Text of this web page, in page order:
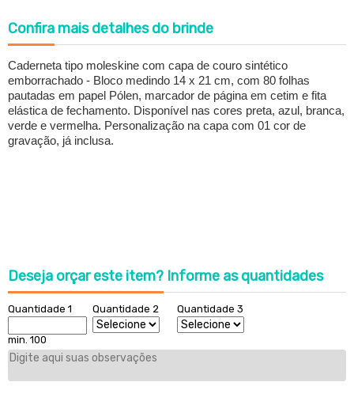
Confira mais detalhes do brinde
Caderneta tipo moleskine com capa de couro sintético
emborrachado - Bloco medindo 14 x 21 cm, com 80 folhas
pautadas em papel Pólen, marcador de página em cetim e fita
elástica de fechamento. Disponível nas cores preta, azul, branca,
verde e vermelha. Personalização na capa com 01 cor de
gravação, já inclusa.
Deseja orçar este item? Informe as quantidades
Quantidade 1
min. 100
Quantidade 2 Quantidade 3